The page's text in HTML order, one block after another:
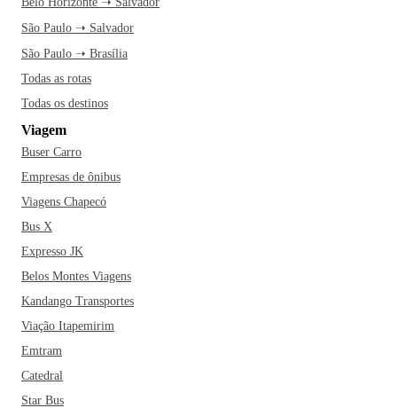
São Paulo ➝ Salvador
São Paulo ➝ Brasília
Todas as rotas
Todas os destinos
Viagem
Buser Carro
Empresas de ônibus
Viagens Chapecó
Bus X
Expresso JK
Belos Montes Viagens
Kandango Transportes
Viação Itapemirim
Emtram
Catedral
Star Bus